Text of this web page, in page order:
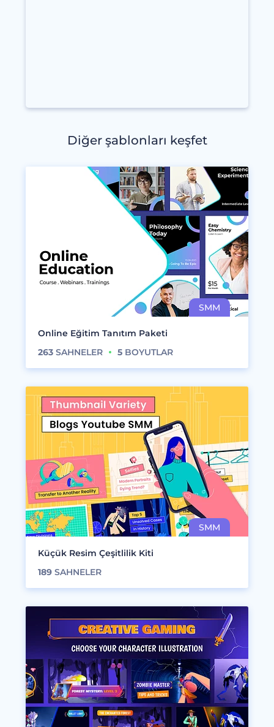
Diğer şablonları keşfet
Online Eğitim Tanıtım Paketi
263 SAHNELER 5 BOYUTLAR
Küçük Resim Çeşitlilik Kiti
189 SAHNELER